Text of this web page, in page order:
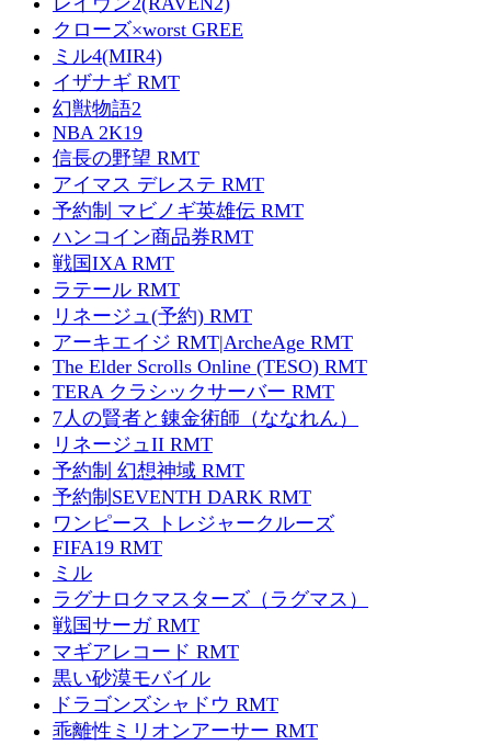
クローズ×worst GREE
ミル4(MIR4)
イザナギ RMT
幻獣物語2
NBA 2K19
信長の野望 RMT
アイマス デレステ RMT
予約制 マビノギ英雄伝 RMT
ハンコイン商品券RMT
戦国IXA RMT
ラテール RMT
リネージュ(予約) RMT
アーキエイジ RMT|ArcheAge RMT
The Elder Scrolls Online (TESO) RMT
TERA クラシックサーバー RMT
7人の賢者と錬金術師（ななれん）
リネージュII RMT
予約制 幻想神域 RMT
予約制SEVENTH DARK RMT
ワンピース トレジャークルーズ
FIFA19 RMT
ミル
ラグナロクマスターズ（ラグマス）
戦国サーガ RMT
マギアレコード RMT
黒い砂漠モバイル
ドラゴンズシャドウ RMT
乖離性ミリオンアーサー RMT